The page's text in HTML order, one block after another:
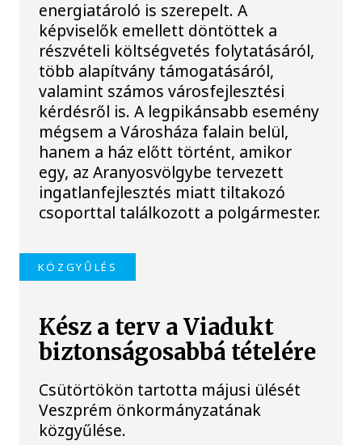
energiatároló is szerepelt. A
képviselők emellett döntöttek a
részvételi költségvetés folytatásáról,
több alapítvány támogatásáról,
valamint számos városfejlesztési
kérdésről is. A legpikánsabb esemény
mégsem a Városháza falain belül,
hanem a ház előtt történt, amikor
egy, az Aranyosvölgybe tervezett
ingatlanfejlesztés miatt tiltakozó
csoporttal találkozott a polgármester.
KÖZGYŰLÉS
Kész a terv a Viadukt
biztonságosabbá tételére
Csütörtökön tartotta májusi ülését
Veszprém önkormányzatának
közgyűlése.